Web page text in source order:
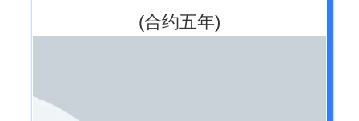
(合约五年)